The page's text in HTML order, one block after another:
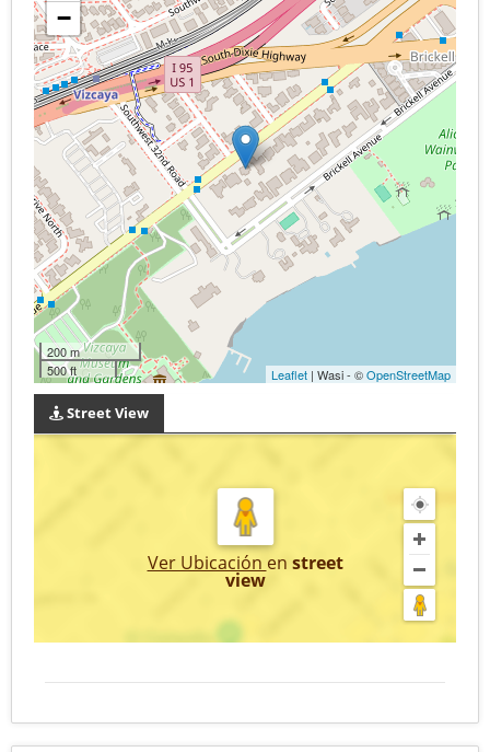
−
200 m
500 ft
Leaflet | Wasi - ©OpenStreetMap
Street View
Ver Ubicación en street
view